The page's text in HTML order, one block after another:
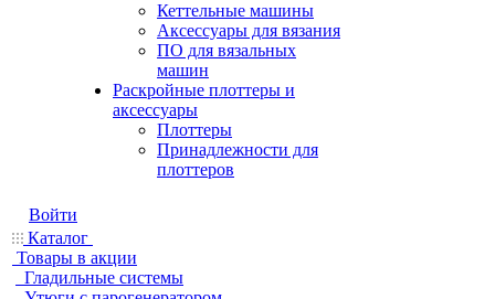
Кеттельные машины
Аксессуары для вязания
ПО для вязальных
машин
Раскройные плоттеры и
аксессуары
Плоттеры
Принадлежности для
плоттеров
Войти
Каталог
Товары в акции
Гладильные системы